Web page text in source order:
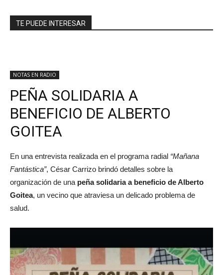
TE PUEDE INTERESAR